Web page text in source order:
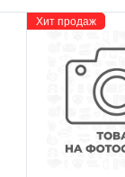
Хит продаж